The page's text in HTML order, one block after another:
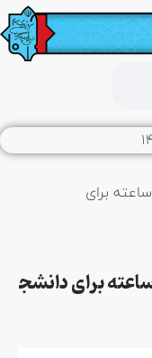
اجرای آموزش معارف جنگ ۱۶ ساعته برای